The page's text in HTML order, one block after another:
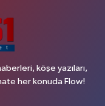
köşe yazıları,
her konuda Flow!